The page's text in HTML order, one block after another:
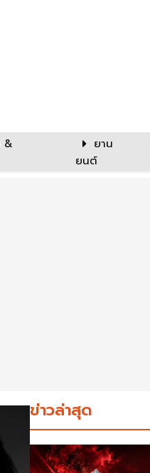
&
ยาน
ยนต์
ข่าวล่าสุด